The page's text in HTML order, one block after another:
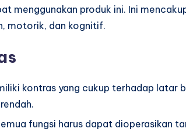
menggunakan produk ini. Ini
motorik, dan kognitif.
kontras yang cukup terhadap latar
fungsi harus dapat dioperasikan